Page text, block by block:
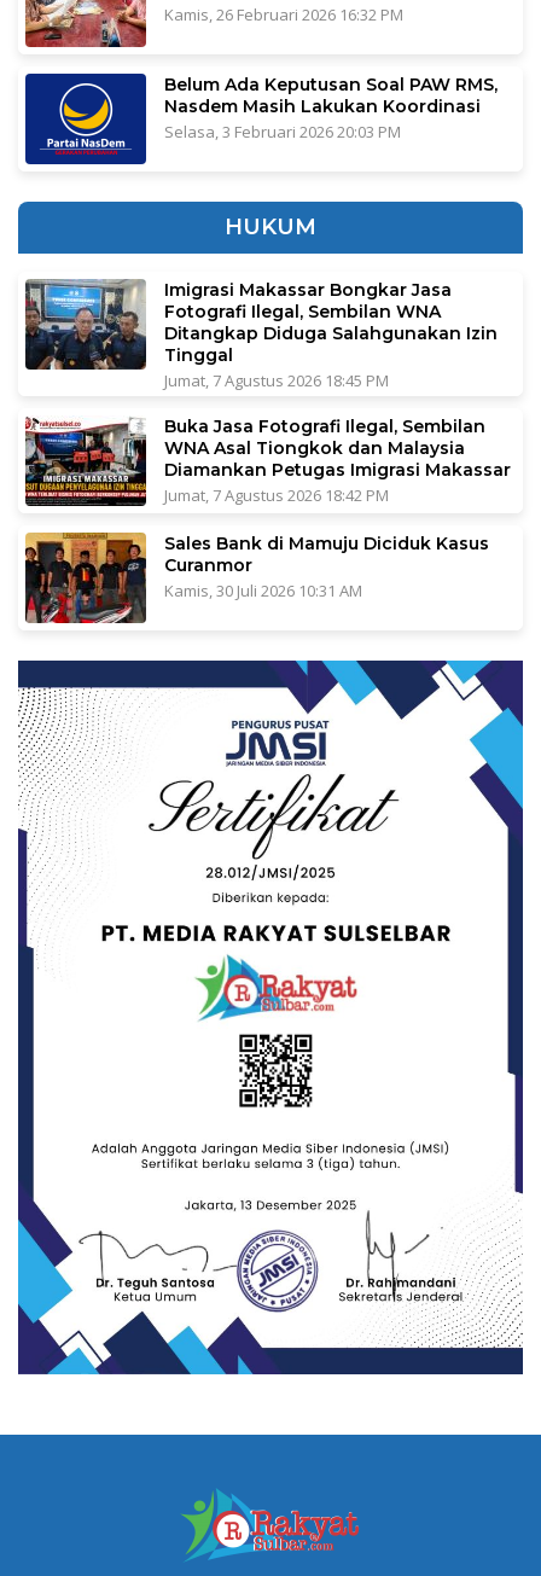
Kamis, 26 Februari 2026 16:32 PM
Belum Ada Keputusan Soal PAW RMS,
Nasdem Masih Lakukan Koordinasi
Selasa, 3 Februari 2026 20:03 PM
HUKUM
Imigrasi Makassar Bongkar Jasa
Fotografi Ilegal, Sembilan WNA
Ditangkap Diduga Salahgunakan Izin
Tinggal
Jumat, 7 Agustus 2026 18:45 PM
Buka Jasa Fotografi Ilegal, Sembilan
WNA Asal Tiongkok dan Malaysia
Diamankan Petugas Imigrasi Makassar
Jumat, 7 Agustus 2026 18:42 PM
Sales Bank di Mamuju Diciduk Kasus
Curanmor
Kamis, 30 Juli 2026 10:31 AM